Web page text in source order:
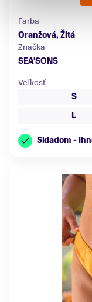
Farba
Oranžová, Žltá
Značka
SEA'SONS
Veľkosť
S
L
Skladom -